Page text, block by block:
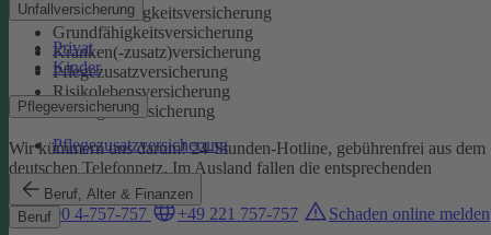
Unfallversicherung
Privat
Kinder
Pflegeversicherung
Pflegezusatzversicherung
Beruf, Alter & Finanzen
Beruf
Berufsunfähigkeitsversicherung
Grundfähigkeitsversicherung
Kranken(-zusatz)versicherung
Pflegezusatzversicherung
Risikolebensversicherung
Sterbegeldversicherung
Wir kümmern uns darum!24-Stunden-Hotline, gebührenfrei aus dem
deutschen Telefonnetz. Im Ausland fallen die entsprechenden
Landesgebühren an:
0800 4-757-757
+49 221 757-757 Schaden online melden